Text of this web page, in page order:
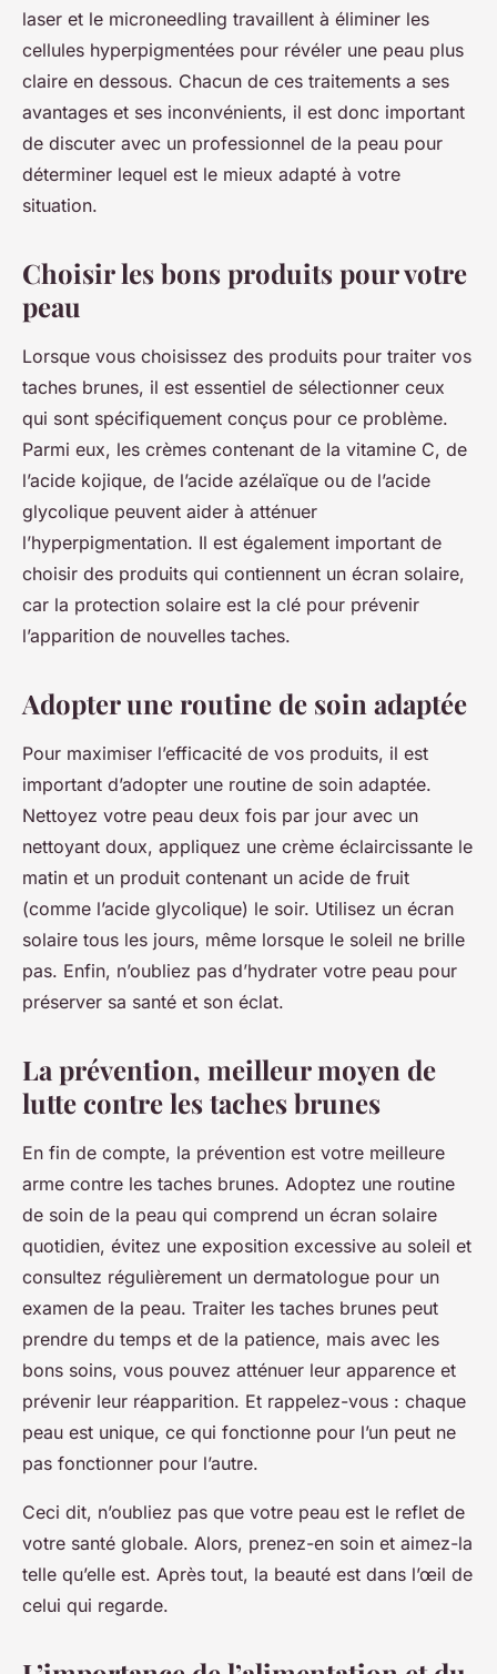
laser et le microneedling travaillent à éliminer les
cellules hyperpigmentées pour révéler une peau plus
claire en dessous. Chacun de ces traitements a ses
avantages et ses inconvénients, il est donc important
de discuter avec un professionnel de la peau pour
déterminer lequel est le mieux adapté à votre
situation.
Choisir les bons produits pour votre
peau
Lorsque vous choisissez des produits pour traiter vos
taches brunes, il est essentiel de sélectionner ceux
qui sont spécifiquement conçus pour ce problème.
Parmi eux, les crèmes contenant de la vitamine C, de
l’acide kojique, de l’acide azélaïque ou de l’acide
glycolique peuvent aider à atténuer
l’hyperpigmentation. Il est également important de
choisir des produits qui contiennent un écran solaire,
car la protection solaire est la clé pour prévenir
l’apparition de nouvelles taches.
Adopter une routine de soin adaptée
Pour maximiser l’efficacité de vos produits, il est
important d’adopter une routine de soin adaptée.
Nettoyez votre peau deux fois par jour avec un
nettoyant doux, appliquez une crème éclaircissante le
matin et un produit contenant un acide de fruit
(comme l’acide glycolique) le soir. Utilisez un écran
solaire tous les jours, même lorsque le soleil ne brille
pas. Enfin, n’oubliez pas d’hydrater votre peau pour
préserver sa santé et son éclat.
La prévention, meilleur moyen de
lutte contre les taches brunes
En fin de compte, la prévention est votre meilleure
arme contre les taches brunes. Adoptez une routine
de soin de la peau qui comprend un écran solaire
quotidien, évitez une exposition excessive au soleil et
consultez régulièrement un dermatologue pour un
examen de la peau. Traiter les taches brunes peut
prendre du temps et de la patience, mais avec les
bons soins, vous pouvez atténuer leur apparence et
prévenir leur réapparition. Et rappelez-vous : chaque
peau est unique, ce qui fonctionne pour l’un peut ne
pas fonctionner pour l’autre.
Ceci dit, n’oubliez pas que votre peau est le reflet de
votre santé globale. Alors, prenez-en soin et aimez-la
telle qu’elle est. Après tout, la beauté est dans l’œil de
celui qui regarde.